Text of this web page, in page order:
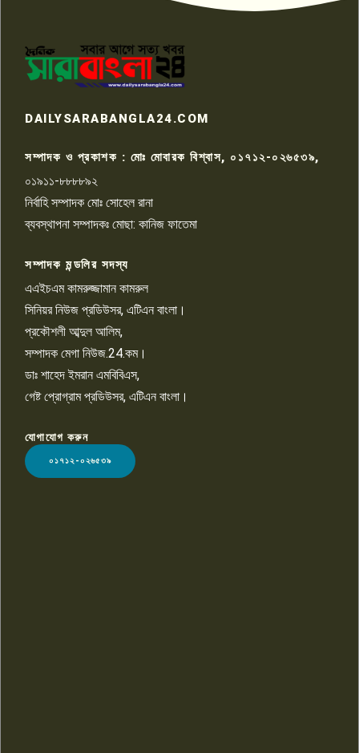
৭
কেটে ঘরে ঢুকে স্কুল শিক্ষিকাকে হত্যা
টয়লেটের ট্যাংকি থেকে লাশ উদ্ধার
রাজশাহীতে সন্ত্রাসী হামলায় গুরুতর
৯
চাঁদাবাজি ও হয়রানির অভিযোগ
১০
LOGO
DAILYSARABANGLA24.COM
সম্পাদক ও প্রকাশক : মোঃ মোবারক বিশ্বাস, ০১৭১২-০২৬৫৩৯,
০১৯১১-৮৮৮৮৯২
নির্বাহি সম্পাদক মোঃ সোহেল রানা
ব্যবস্থাপনা সম্পাদকঃ মোছা: কানিজ ফাতেমা
সম্পাদক মন্ডলির সদস্য
এএইচএম কামরুজ্জামান কামরুল
সিনিয়র নিউজ প্রডিউসর, এটিএন বাংলা।
প্রকৌশলী আব্দুল আলিম,
সম্পাদক মেগা নিউজ.24.কম।
ডাঃ শাহেদ ইমরান এমবিবিএস,
গেষ্ট প্রোগ্রাম প্রডিউসর, এটিএন বাংলা।
যোগাযোগ করুন
০১৭১২-০২৬৫৩৯